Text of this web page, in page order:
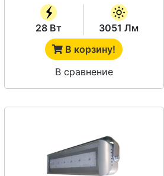
28 Вт
3051 Лм
В корзину!
В сравнение